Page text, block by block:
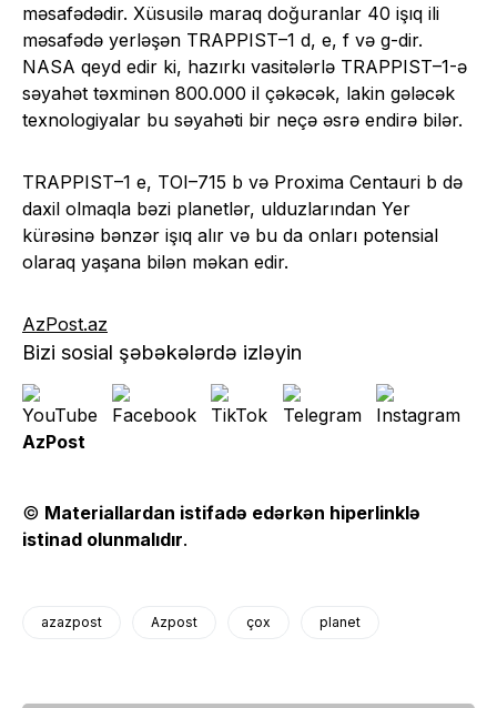
məsafədədir. Xüsusilə maraq doğuranlar 40 işıq ili
məsafədə yerləşən TRAPPIST–1 d, e, f və g-dir.
NASA qeyd edir ki, hazırkı vasitələrlə TRAPPIST–1-ə
səyahət təxminən 800.000 il çəkəcək, lakin gələcək
texnologiyalar bu səyahəti bir neçə əsrə endirə bilər.
TRAPPIST–1 e, TOI–715 b və Proxima Centauri b də
daxil olmaqla bəzi planetlər, ulduzlarından Yer
kürəsinə bənzər işıq alır və bu da onları potensial
olaraq yaşana bilən məkan edir.
AzPost.az
Bizi sosial şəbəkələrdə izləyin
AzPost
© Materiallardan istifadə edərkən hiperlinklə
istinad olunmalıdır.
azazpost Azpost çox planet